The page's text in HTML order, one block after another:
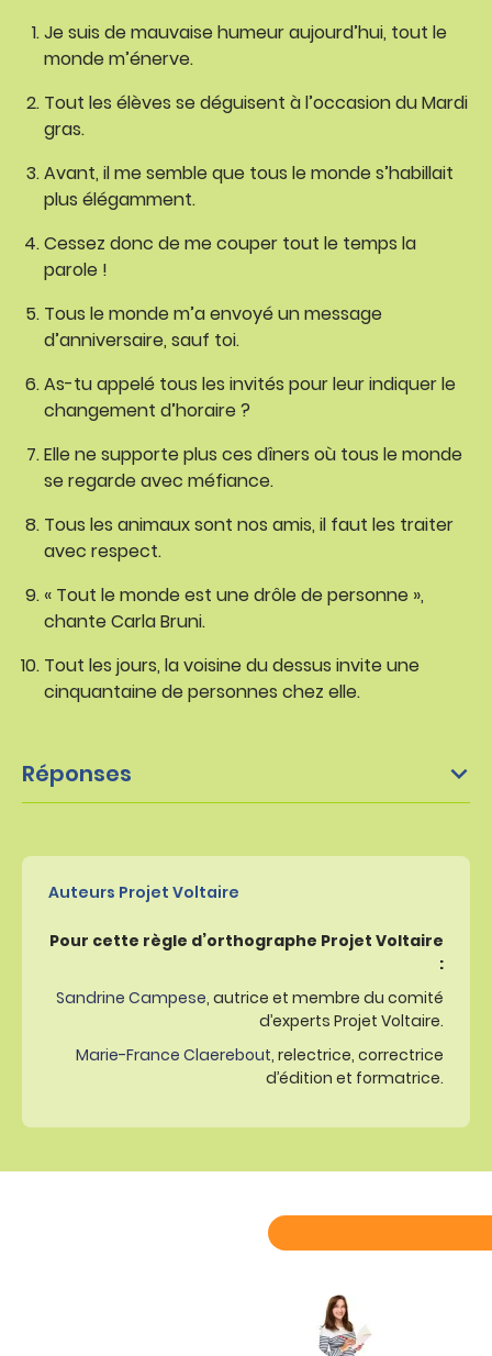
Je suis de mauvaise humeur aujourd’hui, tout le
monde m’énerve.
Tout les élèves se déguisent à l’occasion du Mardi
gras.
Avant, il me semble que tous le monde s’habillait
plus élégamment.
Cessez donc de me couper tout le temps la
parole !
Tous le monde m’a envoyé un message
d’anniversaire, sauf toi.
As-tu appelé tous les invités pour leur indiquer le
changement d’horaire ?
Elle ne supporte plus ces dîners où tous le monde
se regarde avec méfiance.
Tous les animaux sont nos amis, il faut les traiter
avec respect.
« Tout le monde est une drôle de personne »,
chante Carla Bruni.
Tout les jours, la voisine du dessus invite une
cinquantaine de personnes chez elle.
Réponses
Auteurs Projet Voltaire
Pour cette règle d’orthographe Projet Voltaire
:
Sandrine Campese, autrice et membre du comité
d’experts Projet Voltaire.
Marie-France Claerebout, relectrice, correctrice
d’édition et formatrice.